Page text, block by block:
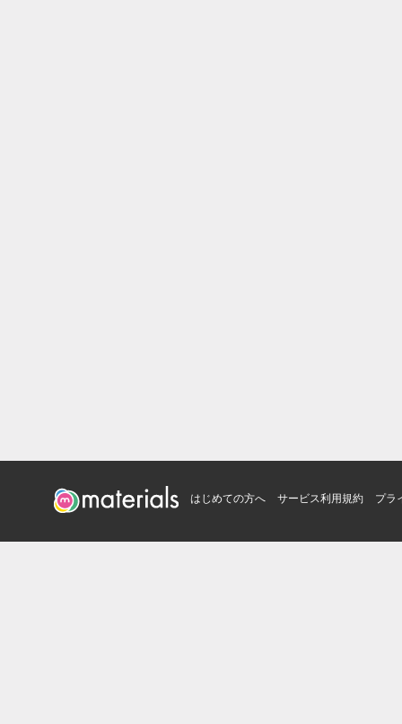
はじめての方へ サービス利用規約 プラ